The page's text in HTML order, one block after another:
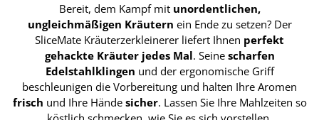
Bereit, dem Kampf mit unordentlichen,
ungleichmäßigen Kräutern ein Ende zu setzen? Der
SliceMate Kräuterzerkleinerer liefert Ihnen perfekt
gehackte Kräuter jedes Mal. Seine scharfen
Edelstahlklingen und der ergonomische Griff
beschleunigen die Vorbereitung und halten Ihre Aromen
frisch und Ihre Hände sicher. Lassen Sie Ihre Mahlzeiten so